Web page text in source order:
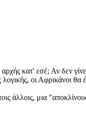
κατ' εσέ; Αν δεν
οι Αφρικάνοι θα
άλλοις, μια